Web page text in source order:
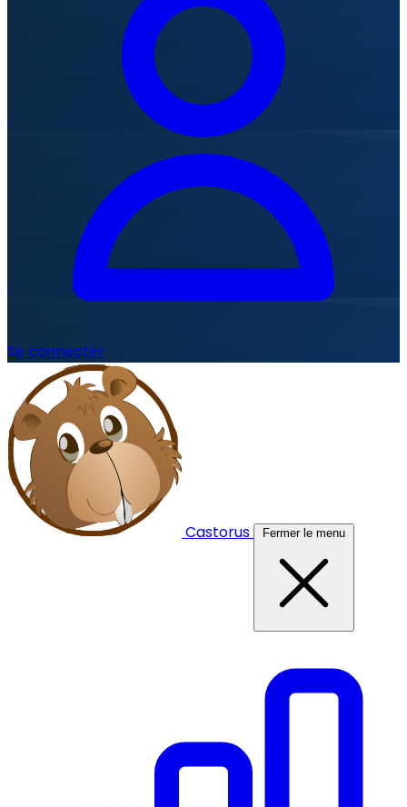
Se connecter
Castorus Fermer le menu